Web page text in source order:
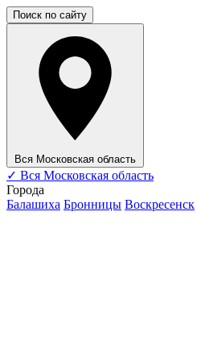
Поиск по сайту
Вся Московская область
✓ Вся Московская область
Города
Балашиха Бронницы Воскресенск